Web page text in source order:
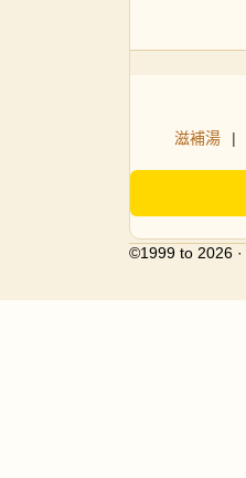
滋補湯 |
©1999 to 2026 ·